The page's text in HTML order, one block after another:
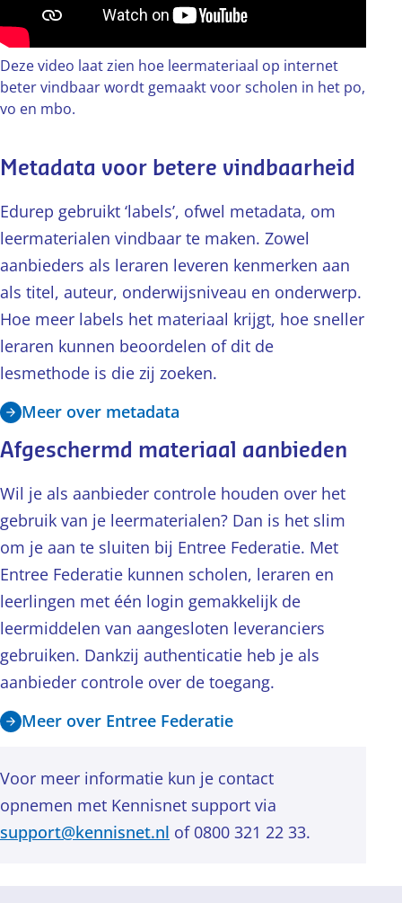
Deze video laat zien hoe leermateriaal op internet
beter vindbaar wordt gemaakt voor scholen in het po,
vo en mbo.
Metadata voor betere vindbaarheid
Edurep gebruikt ‘labels’, ofwel metadata, om
leermaterialen vindbaar te maken. Zowel
aanbieders als leraren leveren kenmerken aan
als titel, auteur, onderwijsniveau en onderwerp.
Hoe meer labels het materiaal krijgt, hoe sneller
leraren kunnen beoordelen of dit de
lesmethode is die zij zoeken.
Meer over metadata
Afgeschermd materiaal aanbieden
Wil je als aanbieder controle houden over het
gebruik van je leermaterialen? Dan is het slim
om je aan te sluiten bij Entree Federatie. Met
Entree Federatie kunnen scholen, leraren en
leerlingen met één login gemakkelijk de
leermiddelen van aangesloten leveranciers
gebruiken. Dankzij authenticatie heb je als
aanbieder controle over de toegang.
Meer over Entree Federatie
Voor meer informatie kun je contact
opnemen met Kennisnet support via
support@kennisnet.nl of 0800 321 22 33.